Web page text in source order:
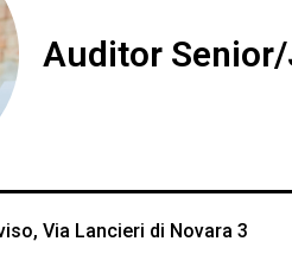
Auditor
Via Lancieri di Novara 3